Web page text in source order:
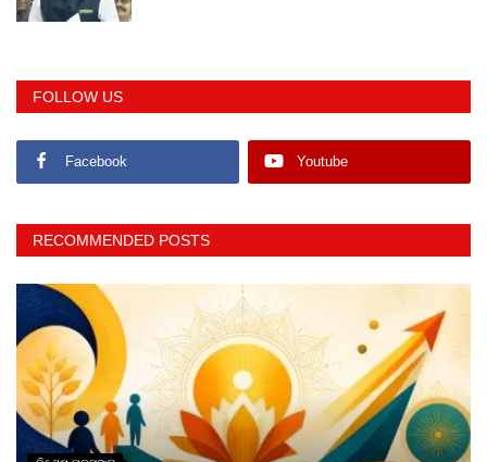
FOLLOW US
Facebook Youtube
RECOMMENDED POSTS